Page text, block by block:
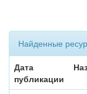
Найденные
Дата
публикации